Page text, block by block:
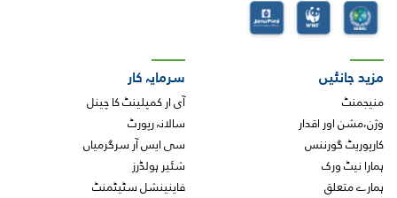
اقدار
ورک
سرمایہ کار
آی ار کمپلینٹ کا چینل
سالانہ رپورٹ
سی ایس آر سرگرمیاں
فاینینشل سٹیٹمنٹ